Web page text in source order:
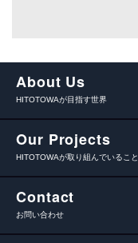
About Us
HITOTOWAが目指す世界
Our Projects
HITOTOWAが取り組んでいること
Contact
お問い合わせ